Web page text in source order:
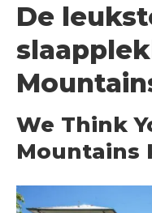
De
We Think
Mountains